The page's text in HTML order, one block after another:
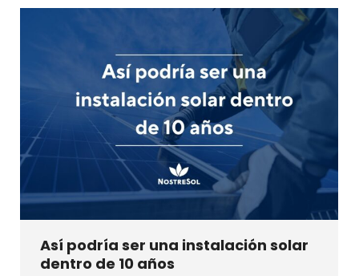
Así podría ser una instalación solar
dentro de 10 años